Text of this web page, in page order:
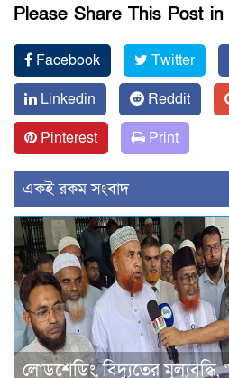
Please Share This Post
Facebook Twitter
Linkedin
Reddit
Pinterest
Print
একই রকম সংবাদ
লোডশেডিং, বিদ্যুতের